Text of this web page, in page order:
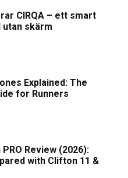
CIRQA – ett smart
utan skärm
Explained: The
for Runners
Review (2026):
with Clifton 11 &